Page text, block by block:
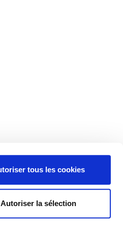
tous les cookies
Autoriser la sélection